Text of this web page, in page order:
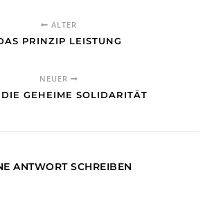
ÄLTER
PRINZIP LEISTUNG
NEUER
DIE GEHEIME SOLIDARITÄT
ANTWORT SCHREIBEN